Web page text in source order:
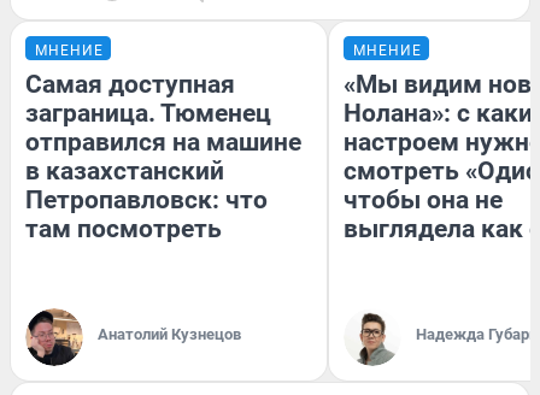
МНЕНИЕ
Самая доступная
заграница. Тюменец
отправился на машине
в казахстанский
Петропавловск: что
там посмотреть
Анатолий Кузнецов
МНЕНИЕ
«Мы видим
Нолана»: с
настроем
смотреть
чтобы она не
выглядела как
Надежда Губарь